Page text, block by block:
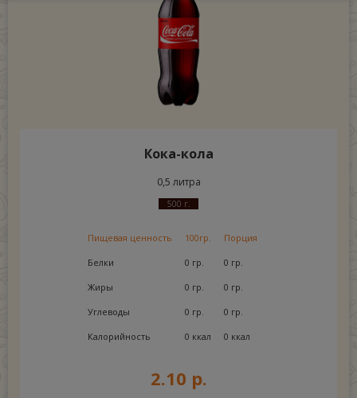
Кока-кола
0,5 литра
500 г.
Пищевая ценность 100гр. Порция
Белки 0 гр. 0 гр.
Жиры 0 гр. 0 гр.
Углеводы 0 гр. 0 гр.
Калорийность 0 ккал 0 ккал
2.10 р.